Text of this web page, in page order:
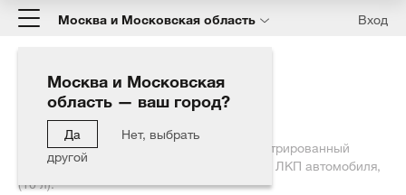
Москва и Московская область
Москва и Московская
область — ваш город?
Да
Нет, выбрать
другой
Вход
Главная Каталог Мойка автомобиля
Воск, Консервант после мойки
HOCHGLANZTROCKNER - Сильно концентрированный
горячий воск для вспомогательной сушки ЛКП автомобиля,
(10 л).